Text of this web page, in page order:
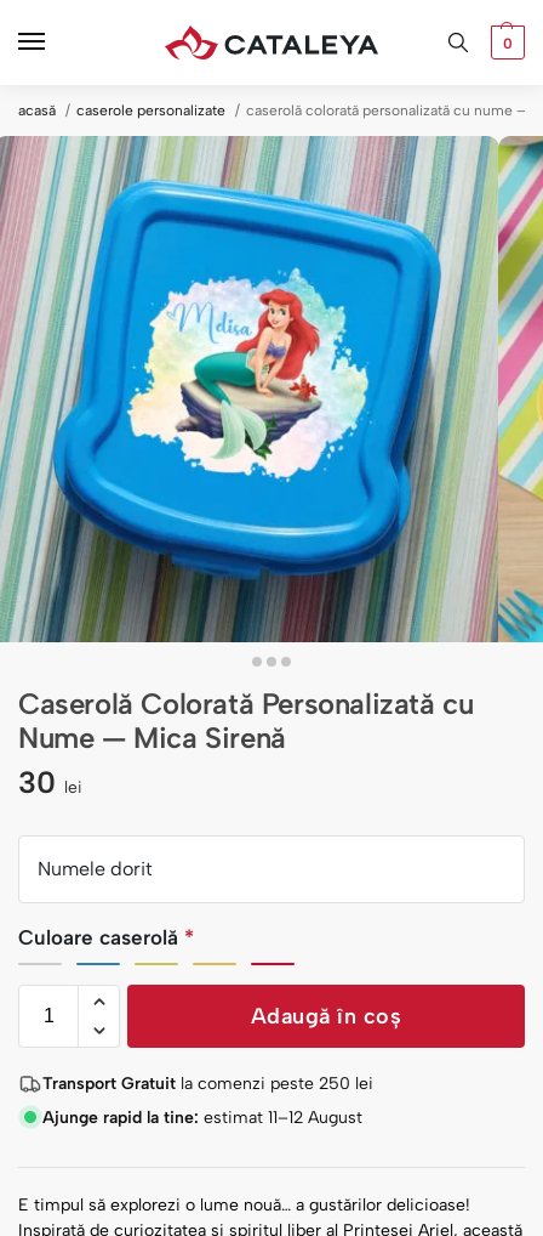
0
acasă caserole personalizate caserolă colorată personalizată cu nume —
Caserolă Colorată Personalizată cu
Nume — Mica Sirenă
30 lei
Numele dorit
Culoare caserolă *
Adaugă în coș
Transport Gratuit la comenzi peste 250 lei
Ajunge rapid la tine: estimat 11–12 August
E timpul să explorezi o lume nouă… a gustărilor delicioase!
Inspirată de curiozitatea și spiritul liber al Prințesei Ariel, această